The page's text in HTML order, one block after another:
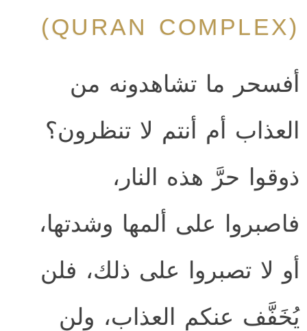
(QURAN COMPLEX)
أفسحر ما تشاهدونه من
العذاب أم أنتم لا تنظرون؟
ذوقوا حرَّ هذه النار،
فاصبروا على ألمها وشدتها،
أو لا تصبروا على ذلك، فلن
يُخَفَّف عنكم العذاب، ولن